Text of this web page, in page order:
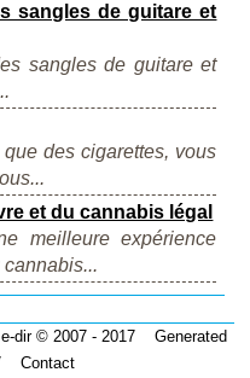
sangles de guitare et
sangles de guitare et
des cigarettes, vous
et du cannabis légal
meilleure expérience
cannabis...
e-dir© 2007 - 2017 Generated
7Contact